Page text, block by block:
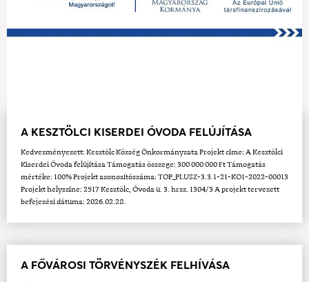
A KESZTÖLCI KISERDEI ÓVODA FELÚJÍTÁSA
Kedvezményezett: Kesztölc Község Önkormányzata Projekt címe: A Kesztölci
Kiserdei Óvoda felújítása Támogatás összege: 300 000 000 Ft Támogatás
mértéke: 100% Projekt azonosítószáma: TOP_PLUSZ-3.3.1-21-KO1-2022-00013
Projekt helyszíne: 2517 Kesztölc, Óvoda u. 3. hrsz. 1304/3 A projekt tervezett
befejezési dátuma: 2026.02.28.
A FŐVÁROSI TÖRVÉNYSZÉK FELHÍVÁSA